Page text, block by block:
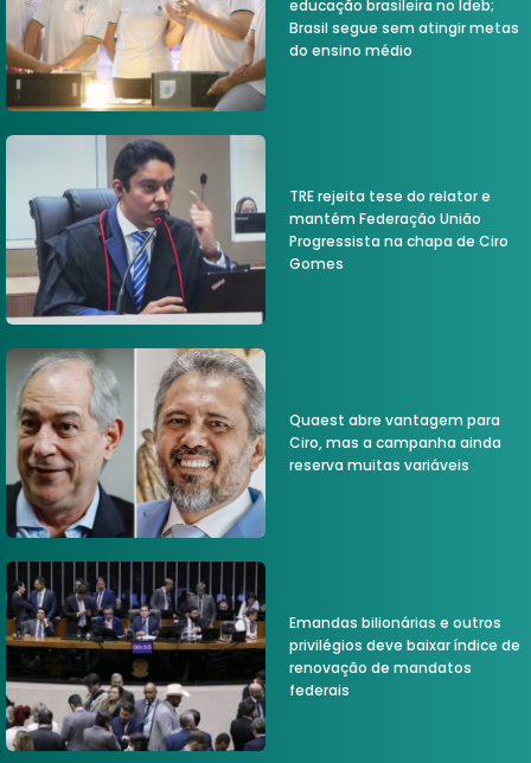
educação brasileira no Ideb;
Brasil segue sem atingir metas
do ensino médio
TRE rejeita tese do relator e
mantém Federação União
Progressista na chapa de Ciro
Gomes
Quaest abre vantagem para
Ciro, mas a campanha ainda
reserva muitas variáveis
Emandas bilionárias e outros
privilégios deve baixar índice de
renovação de mandatos
federais